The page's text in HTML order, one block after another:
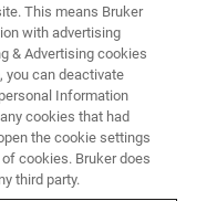
This means Bruker
with advertising
& Advertising cookies
you can deactivate
Information
cookies that had
the cookie settings
cookies. Bruker does
third party.